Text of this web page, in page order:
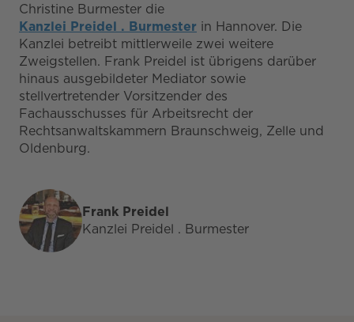
Christine Burmester die
Kanzlei Preidel . Burmester in Hannover. Die
Kanzlei betreibt mittlerweile zwei weitere
Zweigstellen. Frank Preidel ist übrigens darüber
hinaus ausgebildeter Mediator sowie
stellvertretender Vorsitzender des
Fachausschusses für Arbeitsrecht der
Rechtsanwaltskammern Braunschweig, Zelle und
Oldenburg.
Frank Preidel
Kanzlei Preidel . Burmester